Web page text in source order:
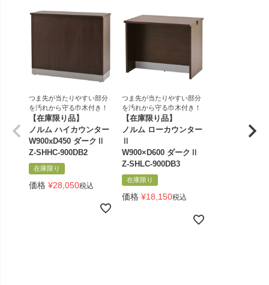
つま先が当たりやすい部分
を汚れから守る巾木付き！
【在庫限り品】
ノルム ハイカウンター
W900xD450 ダークⅡ
Z-SHHC-900DB2
在庫限り
価格 ¥28,050税込
つま先が当たりやすい部分
を汚れから守る巾木付き！
【在庫限り品】
ノルム ローカウンター
Ⅱ
W900×D600 ダークⅡ
Z-SHLC-900DB3
在庫限り
価格 ¥18,150税込